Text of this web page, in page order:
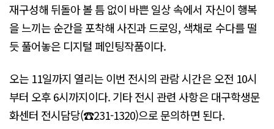
재구성해 뒤돌아 볼 틈 없이 바쁜 일상 속에서 자신이 행복
을 느끼는 순간을 포착해 사진과 드로잉, 색채로 수다를 떨
듯 풀어놓은 디지털 페인팅작품이다.
오는 11일까지 열리는 이번 전시의 관람 시간은 오전 10시
부터 오후 6시까지이다. 기타 전시 관련 사항은 대구학생문
화센터 전시담당(☎231-1320)으로 문의하면 된다.